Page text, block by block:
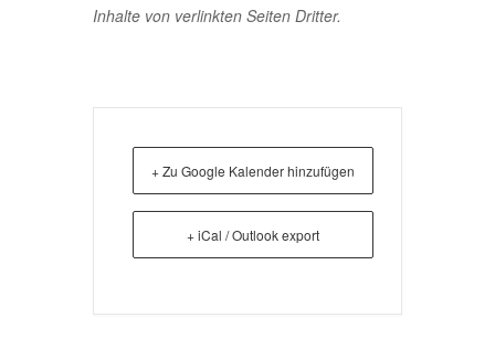
Inhalte von verlinkten Seiten Dritter.
+ Zu Google Kalender hinzufügen
+ iCal / Outlook export